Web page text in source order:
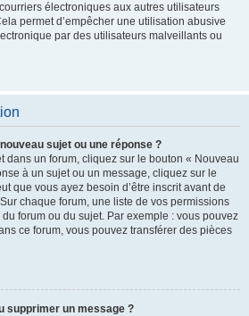
électroniques aux autres utilisateurs
permet d’empêcher une utilisation abusive
par des utilisateurs malveillants ou
sujet ou une réponse ?
dans un forum, cliquez sur le bouton « Nouveau
à un sujet ou un message, cliquez sur le
que vous ayez besoin d’être inscrit avant de
chaque forum, une liste de vos permissions
forum ou du sujet. Par exemple : vous pouvez
ce forum, vous pouvez transférer des pièces
supprimer un message ?